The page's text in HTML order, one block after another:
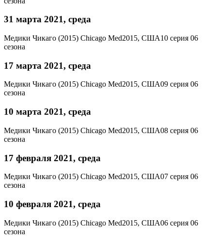
31 марта 2021, среда
Медики Чикаго (2015) Chicago Med2015, США10 серия 06
сезона
17 марта 2021, среда
Медики Чикаго (2015) Chicago Med2015, США09 серия 06
сезона
10 марта 2021, среда
Медики Чикаго (2015) Chicago Med2015, США08 серия 06
сезона
17 февраля 2021, среда
Медики Чикаго (2015) Chicago Med2015, США07 серия 06
сезона
10 февраля 2021, среда
Медики Чикаго (2015) Chicago Med2015, США06 серия 06
сезона